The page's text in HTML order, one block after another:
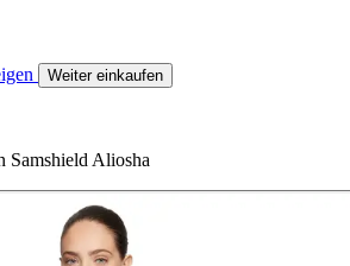
Weiter einkaufen
Samshield Aliosha